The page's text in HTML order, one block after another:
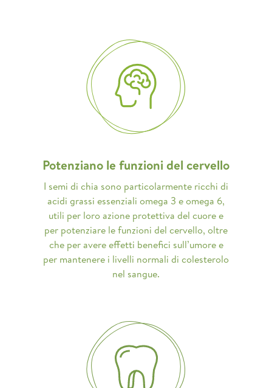
Potenziano le funzioni del cervello
I semi di chia sono particolarmente ricchi di
acidi grassi essenziali omega 3 e omega 6,
utili per loro azione protettiva del cuore e
per potenziare le funzioni del cervello, oltre
che per avere effetti benefici sull’umore e
per mantenere i livelli normali di colesterolo
nel sangue.